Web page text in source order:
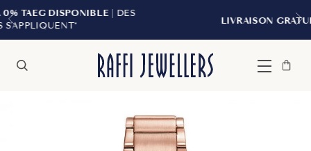
| DES
LIVRAISON GRATUITE À PARTIR DE
Menu
Sac
Fermer